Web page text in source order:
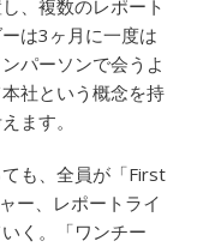
、複数のレポート
は3ヶ月に一度は
パーソンで会うよ
社という概念を持
ます。
も、全員が「First
ー、レポートライ
く。「ワンチー